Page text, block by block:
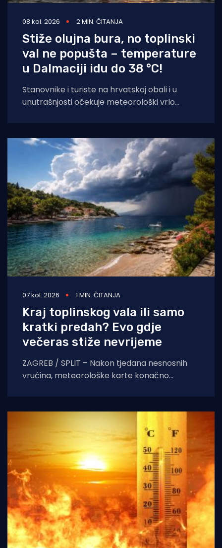
08 kol. 2026 2 MIN. ČITANJA
Stiže olujna bura, no toplinski
val ne popušta – temperature
u Dalmaciji idu do 38 °C!
Stanovnike i turiste na hrvatskoj obali i u
unutrašnjosti očekuje meteorološki vrlo
07 kol. 2026 1 MIN. ČITANJA
Kraj toplinskog vala ili samo
kratki predah? Evo gdje
večeras stiže nevrijeme
ZAGREB / SPLIT – Nakon tjedana nesnosnih
vrućina, meteorološke karte konačno
kontrastima,